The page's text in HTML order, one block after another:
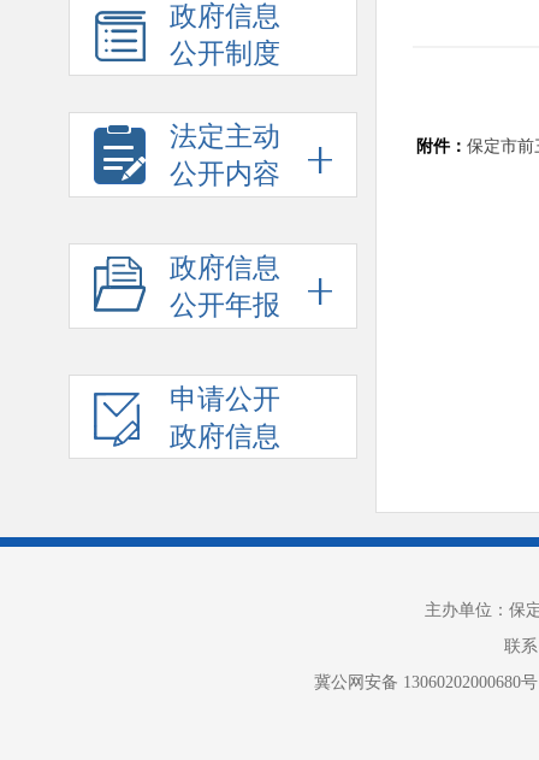
政府信息
公开制度
法定主动
公开内容
政府信息
公开年报
申请公开
政府信息
附件： 保定市前
主办单位：保
联
冀公网安备 13060202000680